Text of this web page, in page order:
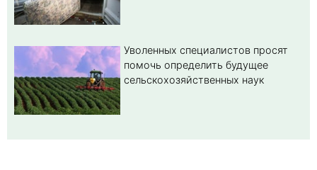
Уволенных специалистов просят
помочь определить будущее
сельскохозяйственных наук